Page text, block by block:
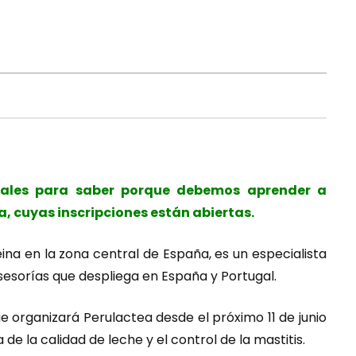
para saber porque debemos aprender a
cuyas inscripciones están abiertas.
en la zona central de España, es un especialista
que despliega en España y Portugal.
organizará Perulactea desde el próximo 11 de junio
la calidad de leche y el control de la mastitis.